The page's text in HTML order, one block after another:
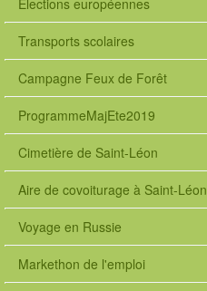
e
n
t
/
e
d
6
5
Elections européennes
Transports scolaires
Campagne Feux de Forêt
ProgrammeMajEte2019
Cimetière de Saint-Léon
Aire de covoiturage à Saint-Léon
Voyage en Russie
Markethon de l'emploi